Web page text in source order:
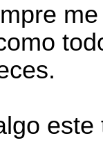
este